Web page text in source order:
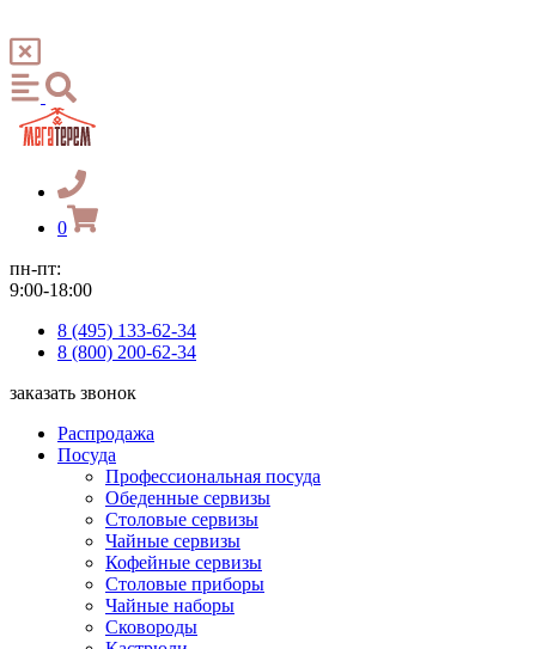
0
пн-пт:
9:00-18:00
8 (495) 133-62-34
8 (800) 200-62-34
заказать звонок
Распродажа
Посуда
Профессиональная посуда
Обеденные сервизы
Столовые сервизы
Чайные сервизы
Кофейные сервизы
Столовые приборы
Чайные наборы
Сковороды